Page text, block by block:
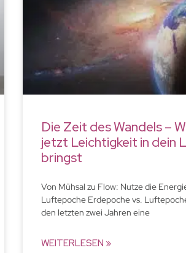
Die Zeit des Wandels –
jetzt Leichtigkeit in dein
bringst
Von Mühsal zu Flow: Nutze die
Luftepoche Erdepoche vs.
den letzten zwei Jahren eine
WEITERLESEN »